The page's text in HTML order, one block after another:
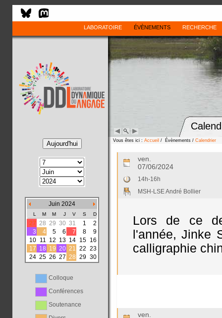
LABORATOIRE ÉVÈNEMENTS RECHERCHE
Juin 2024
L M M J V S D
27 28 29 30 31 1
2
3
4 5 6 7 8
9
10 11 12 13 14 15 16
17 18 19 20 21 22 23
24 25 26 27 28 29 30
Colloque
Conférences
Soutenance
Vous êtes ici : Accueil / Évènements / Calendrier
ven.
07/06/2024
14h-16h
MSH-LSE André Bollier
Lors de ce
l'année, Jinke
calligraphie
ven.